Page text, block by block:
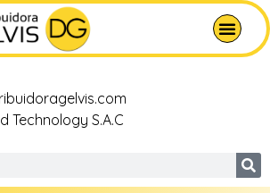
Technology S.A.C